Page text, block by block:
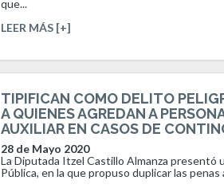
que...
LEER MÁS [+]
TIPIFICAN COMO DELITO
A QUIENES AGREDAN A
AUXILIAR EN CASOS DE
28 de Mayo 2020
La Diputada Itzel Castillo Almanza presentó
Pública, en la que propuso duplicar las